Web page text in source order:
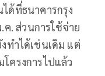
ด้ที่ธนาคารกรุง
. ส่วนการใช้จ่าย
ทำได้เช่นเดิม แต่
ครงการไปแล้ว